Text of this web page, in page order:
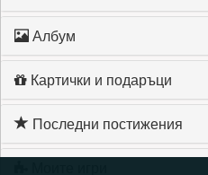
Албум
Картички и подаръци
Последни постижения